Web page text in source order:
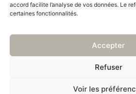
accord facilite l’analyse de vos données. Le
certaines fonctionnalités.
Accepter
Refuser
Voir les